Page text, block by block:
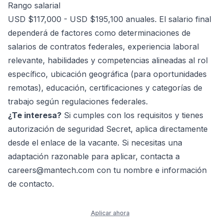
Rango salarial
USD $117,000 - USD $195,100 anuales. El salario final
dependerá de factores como determinaciones de
salarios de contratos federales, experiencia laboral
relevante, habilidades y competencias alineadas al rol
específico, ubicación geográfica (para oportunidades
remotas), educación, certificaciones y categorías de
trabajo según regulaciones federales.
¿Te interesa? Si cumples con los requisitos y tienes
autorización de seguridad Secret, aplica directamente
desde el enlace de la vacante. Si necesitas una
adaptación razonable para aplicar, contacta a
careers@mantech.com con tu nombre e información
de contacto.
Aplicar ahora